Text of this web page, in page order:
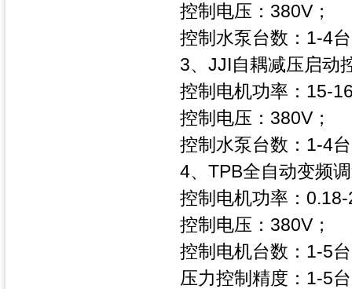
控制电压：380V；
控制水泵台数：1-4
3、JJI自耦减压启动
控制电机功率：15-
控制电压：380V；
控制水泵台数：1-4
4、TPB全自动变频
控制电机功率：
控制电压：380V；
控制电机台数：1-5
压力控制精度：1-5